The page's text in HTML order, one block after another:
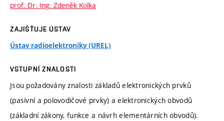
prof. Dr. Ing. Zdeněk Kolka
ZAJIŠŤUJE ÚSTAV
Ústav radioelektroniky (UREL)
VSTUPNÍ ZNALOSTI
Jsou požadovány znalosti základů elektronických prvků
(pasivní a polovodičové prvky) a elektronických obvodů
(základní zákony, funkce a návrh elementárních obvodů).